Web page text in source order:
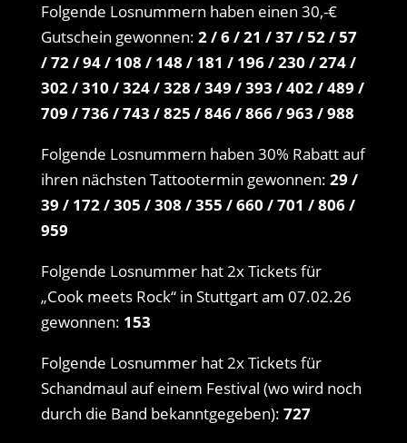
Folgende Losnummern haben einen 30,-€
Gutschein gewonnen: 2 / 6 / 21 / 37 / 52 / 57
/ 72 / 94 / 108 / 148 / 181 / 196 / 230 / 274 /
302 / 310 / 324 / 328 / 349 / 393 / 402 / 489 /
709 / 736 / 743 / 825 / 846 / 866 / 963 / 988
Folgende Losnummern haben 30% Rabatt auf
ihren nächsten Tattootermin gewonnen: 29 /
39 / 172 / 305 / 308 / 355 / 660 / 701 / 806 /
959
Folgende Losnummer hat 2x Tickets für
„Cook meets Rock“ in Stuttgart am 07.02.26
gewonnen: 153
Folgende Losnummer hat 2x Tickets für
Schandmaul auf einem Festival (wo wird noch
durch die Band bekanntgegeben): 727